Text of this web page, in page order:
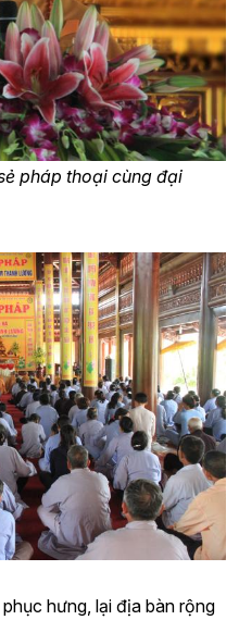
pháp thoại cùng đại
hưng, lại địa bàn rộng